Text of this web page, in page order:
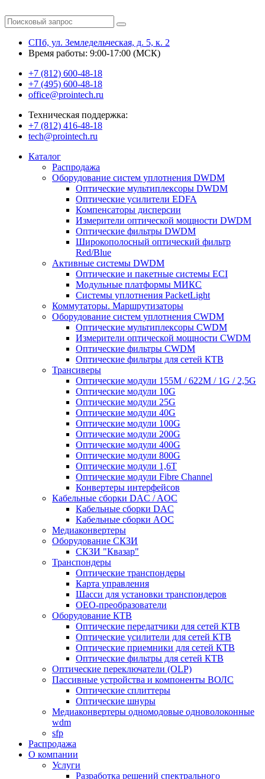
СПб, ул. Земледельческая, д. 5, к. 2
Время работы: 9:00-17:00 (МСК)
+7 (812) 600-48-18
+7 (495) 600-48-18
office@prointech.ru
Техническая поддержка:
+7 (812) 416-48-18
tech@prointech.ru
Каталог
Распродажа
Оборудование систем уплотнения DWDM
Оптические мультиплексоры DWDM
Оптические усилители EDFA
Компенсаторы дисперсии
Измерители оптической мощности DWDM
Оптические фильтры DWDM
Широкополосный оптический фильтр
Red/Blue
Активные системы DWDM
Оптические и пакетные системы ECI
Модульные платформы МИКС
Системы уплотнения PacketLight
Коммутаторы. Маршрутизаторы
Оборудование систем уплотнения CWDM
Оптические мультиплексоры CWDM
Измерители оптической мощности CWDM
Оптические фильтры CWDM
Оптические фильтры для сетей КТВ
Трансиверы
Оптические модули 155M / 622M / 1G / 2,5G
Оптические модули 10G
Оптические модули 25G
Оптические модули 40G
Оптические модули 100G
Оптические модули 200G
Оптические модули 400G
Оптические модули 800G
Оптические модули 1,6T
Оптические модули Fibre Channel
Конвертеры интерфейсов
Кабельные сборки DAC / AOC
Кабельные сборки DAC
Кабельные сборки AOC
Медиаконвертеры
Оборудование СКЗИ
СКЗИ "Квазар"
Транспондеры
Оптические транспондеры
Карта управления
Шасси для установки транспондеров
OEO-преобразователи
Оборудование КТВ
Оптические передатчики для сетей КТВ
Оптические усилители для сетей КТВ
Оптические приемники для сетей КТВ
Оптические фильтры для сетей КТВ
Оптические переключатели (OLP)
Пассивные устройства и компоненты ВОЛС
Оптические сплиттеры
Оптические шнуры
Медиаконвертеры одномодовые одноволоконные
wdm
sfp
Распродажа
О компании
Услуги
Разработка решений спектрального